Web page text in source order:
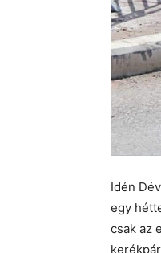
Idén
egy
csak az